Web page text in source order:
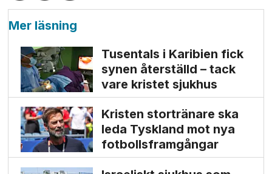
Mer läsning
Tusentals i Karibien fick
synen återställd – tack
vare kristet sjukhus
Kristen stortränare ska
leda Tyskland mot nya
fotbolls­­framgångar